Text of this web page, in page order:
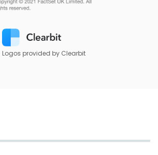
Logos provided by Clearbit